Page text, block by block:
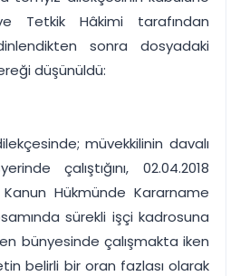
Tetkik Hâkimi tarafından
sonra dosyadaki
düşünüldü:
müvekkilinin davalı
çalıştığını, 02.04.2018
Kanun Hükmünde Kararname
sürekli işçi kadrosuna
bünyesinde çalışmakta iken
belirli bir oran fazlası olarak